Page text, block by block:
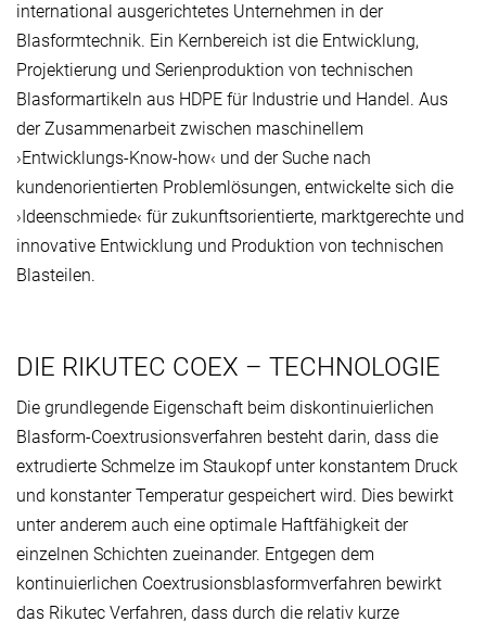
international ausgerichtetes Unternehmen in der
Blasformtechnik. Ein Kernbereich ist die Entwicklung,
Projektierung und Serienproduktion von technischen
Blasformartikeln aus HDPE für Industrie und Handel. Aus
der Zusammenarbeit zwischen maschinellem
›Entwicklungs-Know-how‹ und der Suche nach
kundenorientierten Problemlösungen, entwickelte sich die
›Ideenschmiede‹ für zukunftsorientierte, marktgerechte und
innovative Entwicklung und Produktion von technischen
Blasteilen.
DIE RIKUTEC COEX – TECHNOLOGIE
Die grundlegende Eigenschaft beim diskontinuierlichen
Blasform-Coextrusionsverfahren besteht darin, dass die
extrudierte Schmelze im Staukopf unter konstantem Druck
und konstanter Temperatur gespeichert wird. Dies bewirkt
unter anderem auch eine optimale Haftfähigkeit der
einzelnen Schichten zueinander. Entgegen dem
kontinuierlichen Coextrusionsblasformverfahren bewirkt
das Rikutec Verfahren, dass durch die relativ kurze